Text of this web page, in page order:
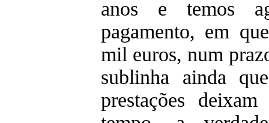
anos e temos
pagamento, em
mil euros, num
sublinha ainda
prestações